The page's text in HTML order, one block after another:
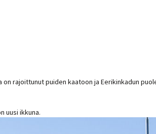
rajoittunut puiden kaatoon ja Eerikinkadun
uusi ikkuna.